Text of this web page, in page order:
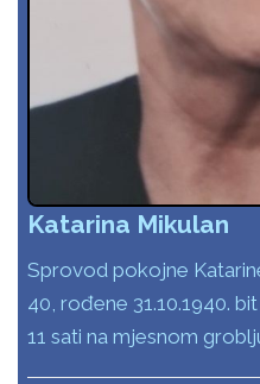
Katarina Mikulan
Sprovod pokojne
40, rođene 31.10.1940.
11 sati na mjesnom